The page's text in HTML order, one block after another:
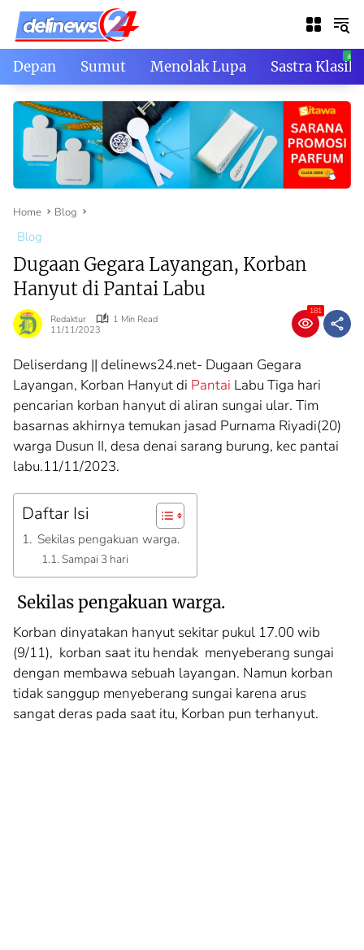
Skip
content
Depan Sumut Menolak Lupa Sastra Klasik
Home Blog
Blog
Dugaan Gegara Layangan, Korban
Hanyut di Pantai Labu
Redaktur
1 Min Read
11/11/2023
181
Deliserdang || delinews24.net- Dugaan Gegara
Layangan, Korban Hanyut di Pantai Labu Tiga hari
pencarian korban hanyut di aliran sungai ular. Tim
basarnas akhirnya temukan jasad Purnama Riyadi(20)
warga Dusun II, desa denai sarang burung, kec pantai
labu.11/11/2023.
Daftar Isi
Sekilas pengakuan warga.
Sampai 3 hari
Sekilas pengakuan warga.
Korban dinyatakan hanyut sekitar pukul 17.00 wib
(9/11), korban saat itu hendak menyeberang sungai
dengan membawa sebuah layangan. Namun korban
tidak sanggup menyeberang sungai karena arus
sangat deras pada saat itu, Korban pun terhanyut.